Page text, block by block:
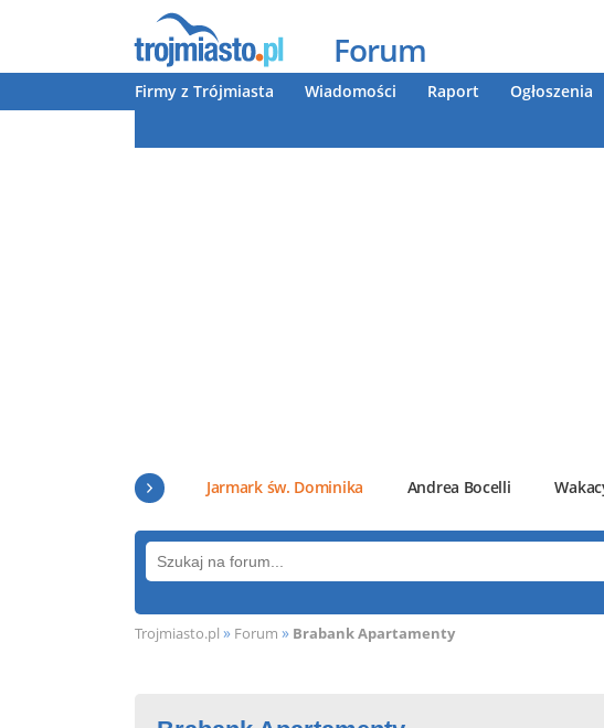
Forum
Firmy z Trójmiasta Wiadomości Raport Ogłoszenia
Jarmark św. Dominika Andrea Bocelli
Trojmiasto.pl » Forum » Brabank Apartamenty